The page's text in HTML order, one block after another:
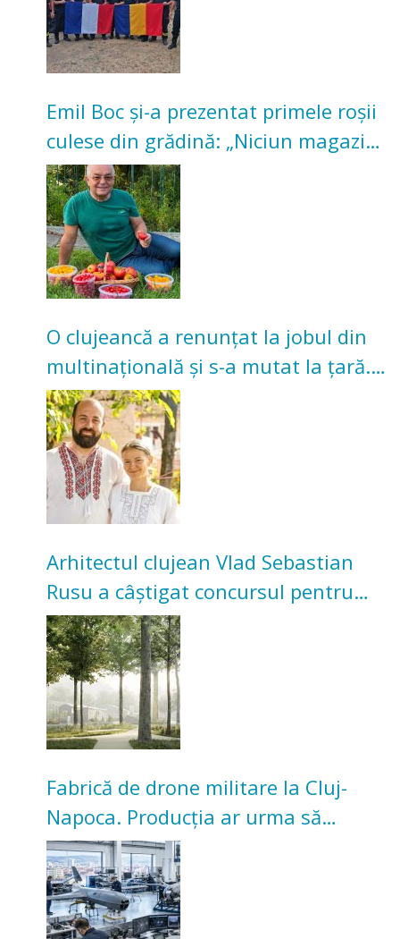
Emil Boc și-a prezentat primele roșii
culese din grădină: „Niciun magazin
nu poate oferi această satisfacție”
O clujeancă a renunțat la jobul din
multinațională și s-a mutat la țară.
Acum cultivă legume în grădina
bunicilor
Arhitectul clujean Vlad Sebastian
Rusu a câștigat concursul pentru
transformarea Grădinii Casei
Universitarilor
Fabrică de drone militare la Cluj-
Napoca. Producția ar urma să
înceapă în toamna acestui an